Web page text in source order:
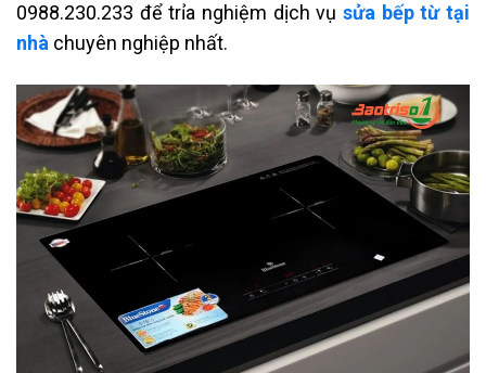
0988.230.233 để trỉa nghiệm dịch vụ sửa bếp từ tại
nhà chuyên nghiệp nhất.